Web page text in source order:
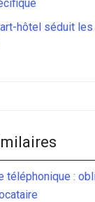
hôtel séduit
téléphonique :